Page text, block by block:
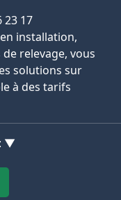
23 17
installation,
relevage, vous
solutions sur
à des tarifs
▼